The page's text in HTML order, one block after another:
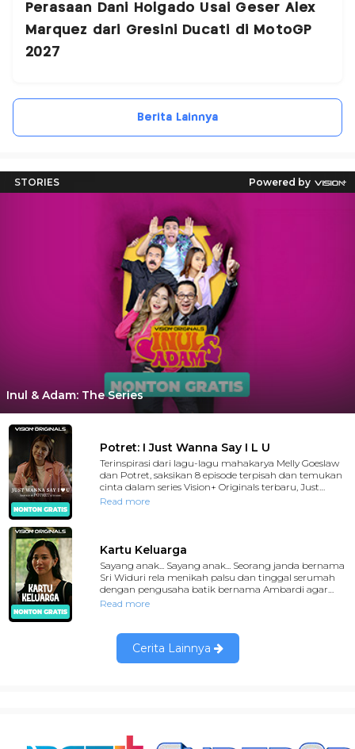
Perasaan Dani Holgado Usai Geser Alex
Marquez dari Gresini Ducati di MotoGP
2027
Berita Lainnya